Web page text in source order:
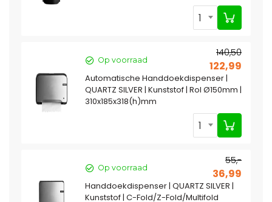
1
Op voorraad
140,50
122,99
Automatische Handdoekdispenser |
QUARTZ SILVER | Kunststof | Rol Ø150mm |
310x185x318(h)mm
1
Op voorraad
55,-
36,99
Handdoekdispenser | QUARTZ SILVER |
Kunststof | C-Fold/Z-Fold/Multifold